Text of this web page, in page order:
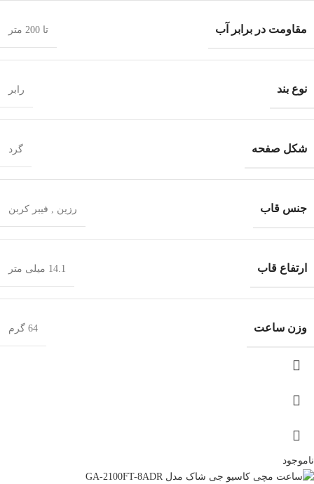
مقاومت در برابر آب تا 200 متر
نوع بند رابر
شکل صفحه گرد
جنس قاب رزین فیبر کربن
ارتفاع قاب 14.1 میلی متر
وزن ساعت 64 گرم
ناموجود